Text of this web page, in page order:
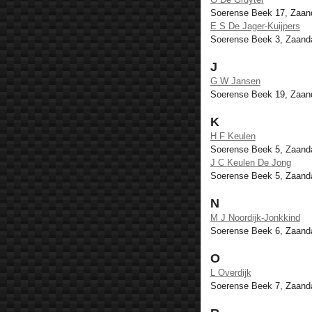
Soerense Beek 17,
E S De Jager-Kuijpers
Soerense Beek 3,
J
G W Jansen
Soerense Beek 19,
K
H F Keulen
Soerense Beek 5,
J C Keulen De Jong
Soerense Beek 5,
N
M J Noordijk-Jonkkind
Soerense Beek 6,
O
L Overdijk
Soerense Beek 7,